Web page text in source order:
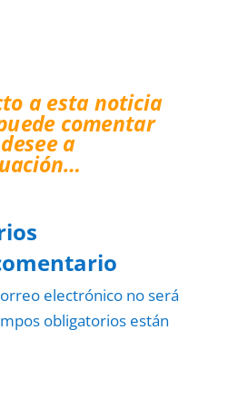
a esta noticia
comentar
a
electrónico no será
obligatorios están